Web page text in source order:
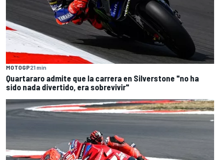
MOTOGP21 min
Quartararo admite que la carrera en Silverstone "no ha
sido nada divertido, era sobrevivir"